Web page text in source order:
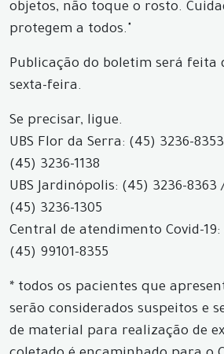
objetos, não toque o rosto.
protegem a todos."
Publicação do boletim será feita
sexta-feira.
Se precisar, ligue.
UBS Flor da Serra: (45) 3236-
(45) 3236-1138
UBS Jardinópolis: (45) 3236-
(45) 3236-1305
Central de atendimento Covid-19:
(45) 99101-8355
* todos os pacientes que
serão considerados suspeitos e
de material para realização de